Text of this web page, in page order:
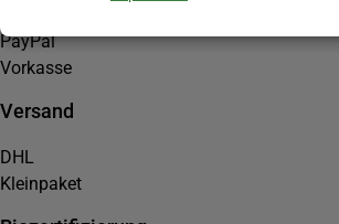
PayPal
Vorkasse
Versand
DHL
Kleinpaket